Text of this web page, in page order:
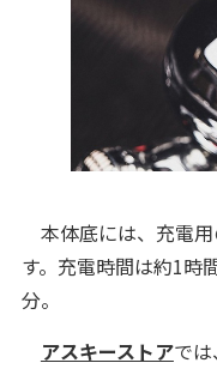
本体底には、充電
す。充電時間は約1時
分。
アスキーストアでは